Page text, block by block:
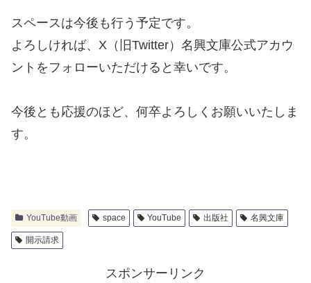
スペースは今後も行う予定です。
よろしければ、X（旧Twitter）名興文庫公式アカウ
ントをフォローいただけると幸いです。
今後とも応援のほど、何卒よろしくお願いいたしま
す。
YouTube動画 space YouTube 出版社 名興文庫
開示請求
スポンサーリンク